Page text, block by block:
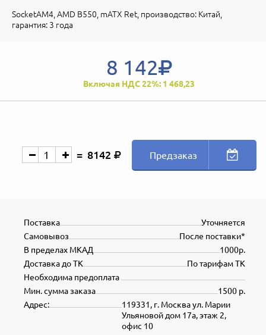
SocketAM4, AMD B550, mATX Ret, производство: Китай,
гарантия: 3 года
8 142
Включая НДС 22%: 1 468,23
8142 Предзаказ
Уточняется
Поставка
После поставки*
Самовывоз
1000р.
В пределах МКАД
По тарифам ТК
Доставка до ТК
Необходима предоплата
1500 р.
Мин. сумма заказа
119331, г. Москва ул. Марии
Ульяновой дом 17а, этаж 2,
офис 10
Адрес: